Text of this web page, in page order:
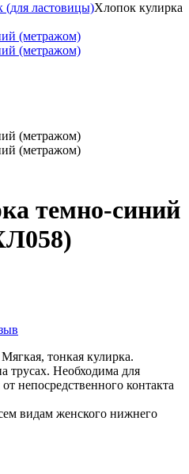
(для ластовицы)Хлопок кулирка
темно-синий
тонкая кулирка.
трусах. Необходима для
непосредственного контакта
видам женского нижнего